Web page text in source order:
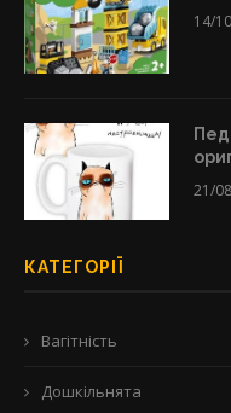
14/
21/
КАТЕГОРІЇ
Вагітність
Дошкільнята